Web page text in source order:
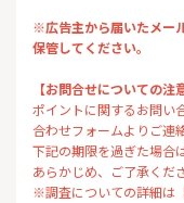
※広告主から届いたメー
保管してください。
【お問合せについての注
ポイントに関するお問い
合わせフォームよりご連
下記の期限を過ぎた場合
あらかじめ、ご了承くだ
※調査についての詳細は